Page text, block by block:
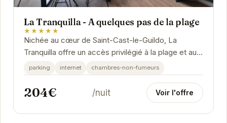
La Tranquilla - A quelques pas de la plage
★★★★★
Nichée au cœur de Saint-Cast-le-Guildo, La
Tranquilla offre un accès privilégié à la plage et aux
charmes de la Bretagne. Ses équipements...
parking internet chambres-non-fumeurs
204€ /nuit Voir l'offre